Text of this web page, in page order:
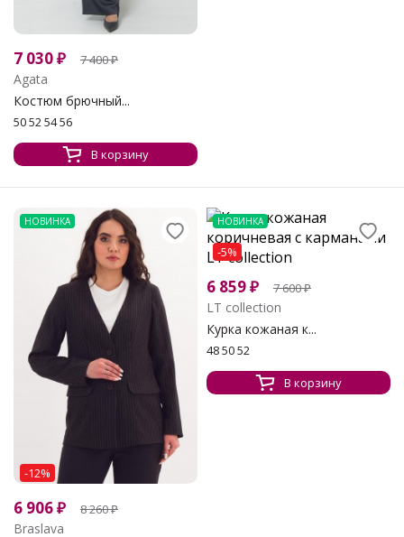
7 030₽ 7 400₽
Agata
Костюм брючный...
50 52 54 56
В корзину
НОВИНКА
-12%
6 906₽ 8 260₽
Braslava
НОВИНКА
-5%
6 859₽ 7 600₽
LT collection
Курка кожаная к...
48 50 52
В корзину